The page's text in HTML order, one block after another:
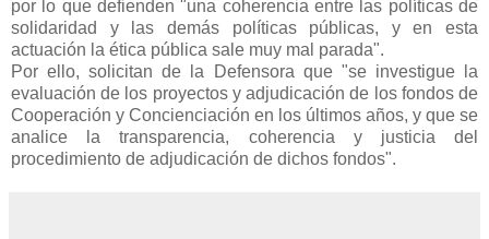
por lo que defienden "una coherencia entre las políticas de
solidaridad y las demás políticas públicas, y en esta
actuación la ética pública sale muy mal parada".
Por ello, solicitan de la Defensora que "se investigue la
evaluación de los proyectos y adjudicación de los fondos de
Cooperación y Concienciación en los últimos años, y que se
analice la transparencia, coherencia y justicia del
procedimiento de adjudicación de dichos fondos".